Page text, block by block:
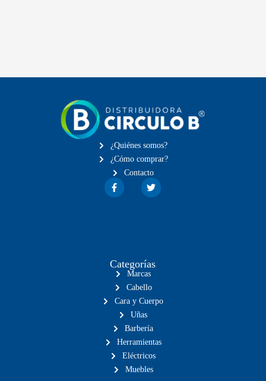
¿Quiénes somos?
¿Cómo comprar?
Contacto
Categorías
Marcas
Cabello
Cara y Cuerpo
Uñas
Barbería
Herramientas
Eléctricos
Muebles